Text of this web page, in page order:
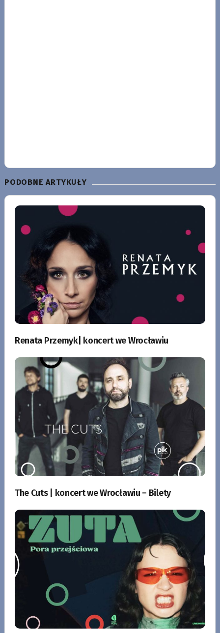
PODOBNE ARTYKUŁY
Renata Przemyk| koncert we Wrocławiu
The Cuts | koncert we Wrocławiu – Bilety